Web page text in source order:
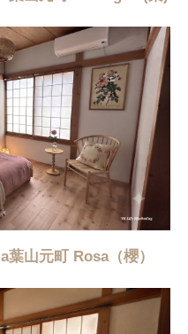
葉山元町 Rosa（櫻）